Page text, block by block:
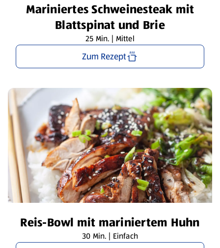
Mariniertes Schweinesteak mit
Blattspinat und Brie
25 Min. | Mittel
Zum Rezept
Reis-Bowl mit mariniertem Huhn
30 Min. | Einfach